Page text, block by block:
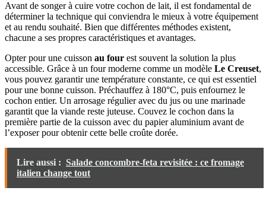
Avant de songer à cuire votre cochon de lait, il est fondamental de
déterminer la technique qui conviendra le mieux à votre équipement
et au rendu souhaité. Bien que différentes méthodes existent,
chacune a ses propres caractéristiques et avantages.
Opter pour une cuisson au four est souvent la solution la plus
accessible. Grâce à un four moderne comme un modèle Le Creuset,
vous pouvez garantir une température constante, ce qui est essentiel
pour une bonne cuisson. Préchauffez à 180°C, puis enfournez le
cochon entier. Un arrosage régulier avec du jus ou une marinade
garantit que la viande reste juteuse. Couvez le cochon dans la
première partie de la cuisson avec du papier aluminium avant de
l’exposer pour obtenir cette belle croûte dorée.
Lire aussi : Salade concombre-feta revisitée : ce fromage
italien change tout